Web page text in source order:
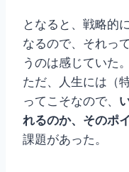
となると、戦略的
なるので、それっ
うのは感じていた。
ただ、人生には（
ってこそなので、
れるのか、そのポ
課題があった。